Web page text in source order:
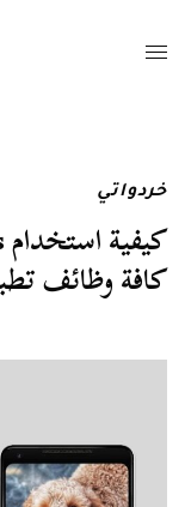
خردواتي
كافة وظائف